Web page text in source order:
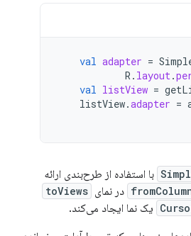
val adapter =
R . layout.
val listView =
listView.adapter =
با استفاده از طرح‌بندی ارائه
در نمای toViews
یک نما ایجاد می‌کند.